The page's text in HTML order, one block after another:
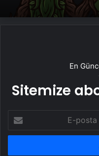
En
Sitemize
posta
adresinizi